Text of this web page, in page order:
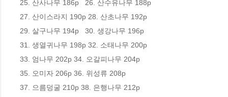
25. 산사나무 186p   26. 산수유나무 188p
27. 산이스라지 190p 28. 산초나무 192p
29. 살구나무 194p   30. 생강나무 196p
31. 생열귀나무 198p 32. 소태나무 200p
33. 엄나무 202p 34. 오갈피나무 204p
35. 오미자 206p 36. 위성류 208p
37. 으름덩굴 210p 38. 은행나무 212p